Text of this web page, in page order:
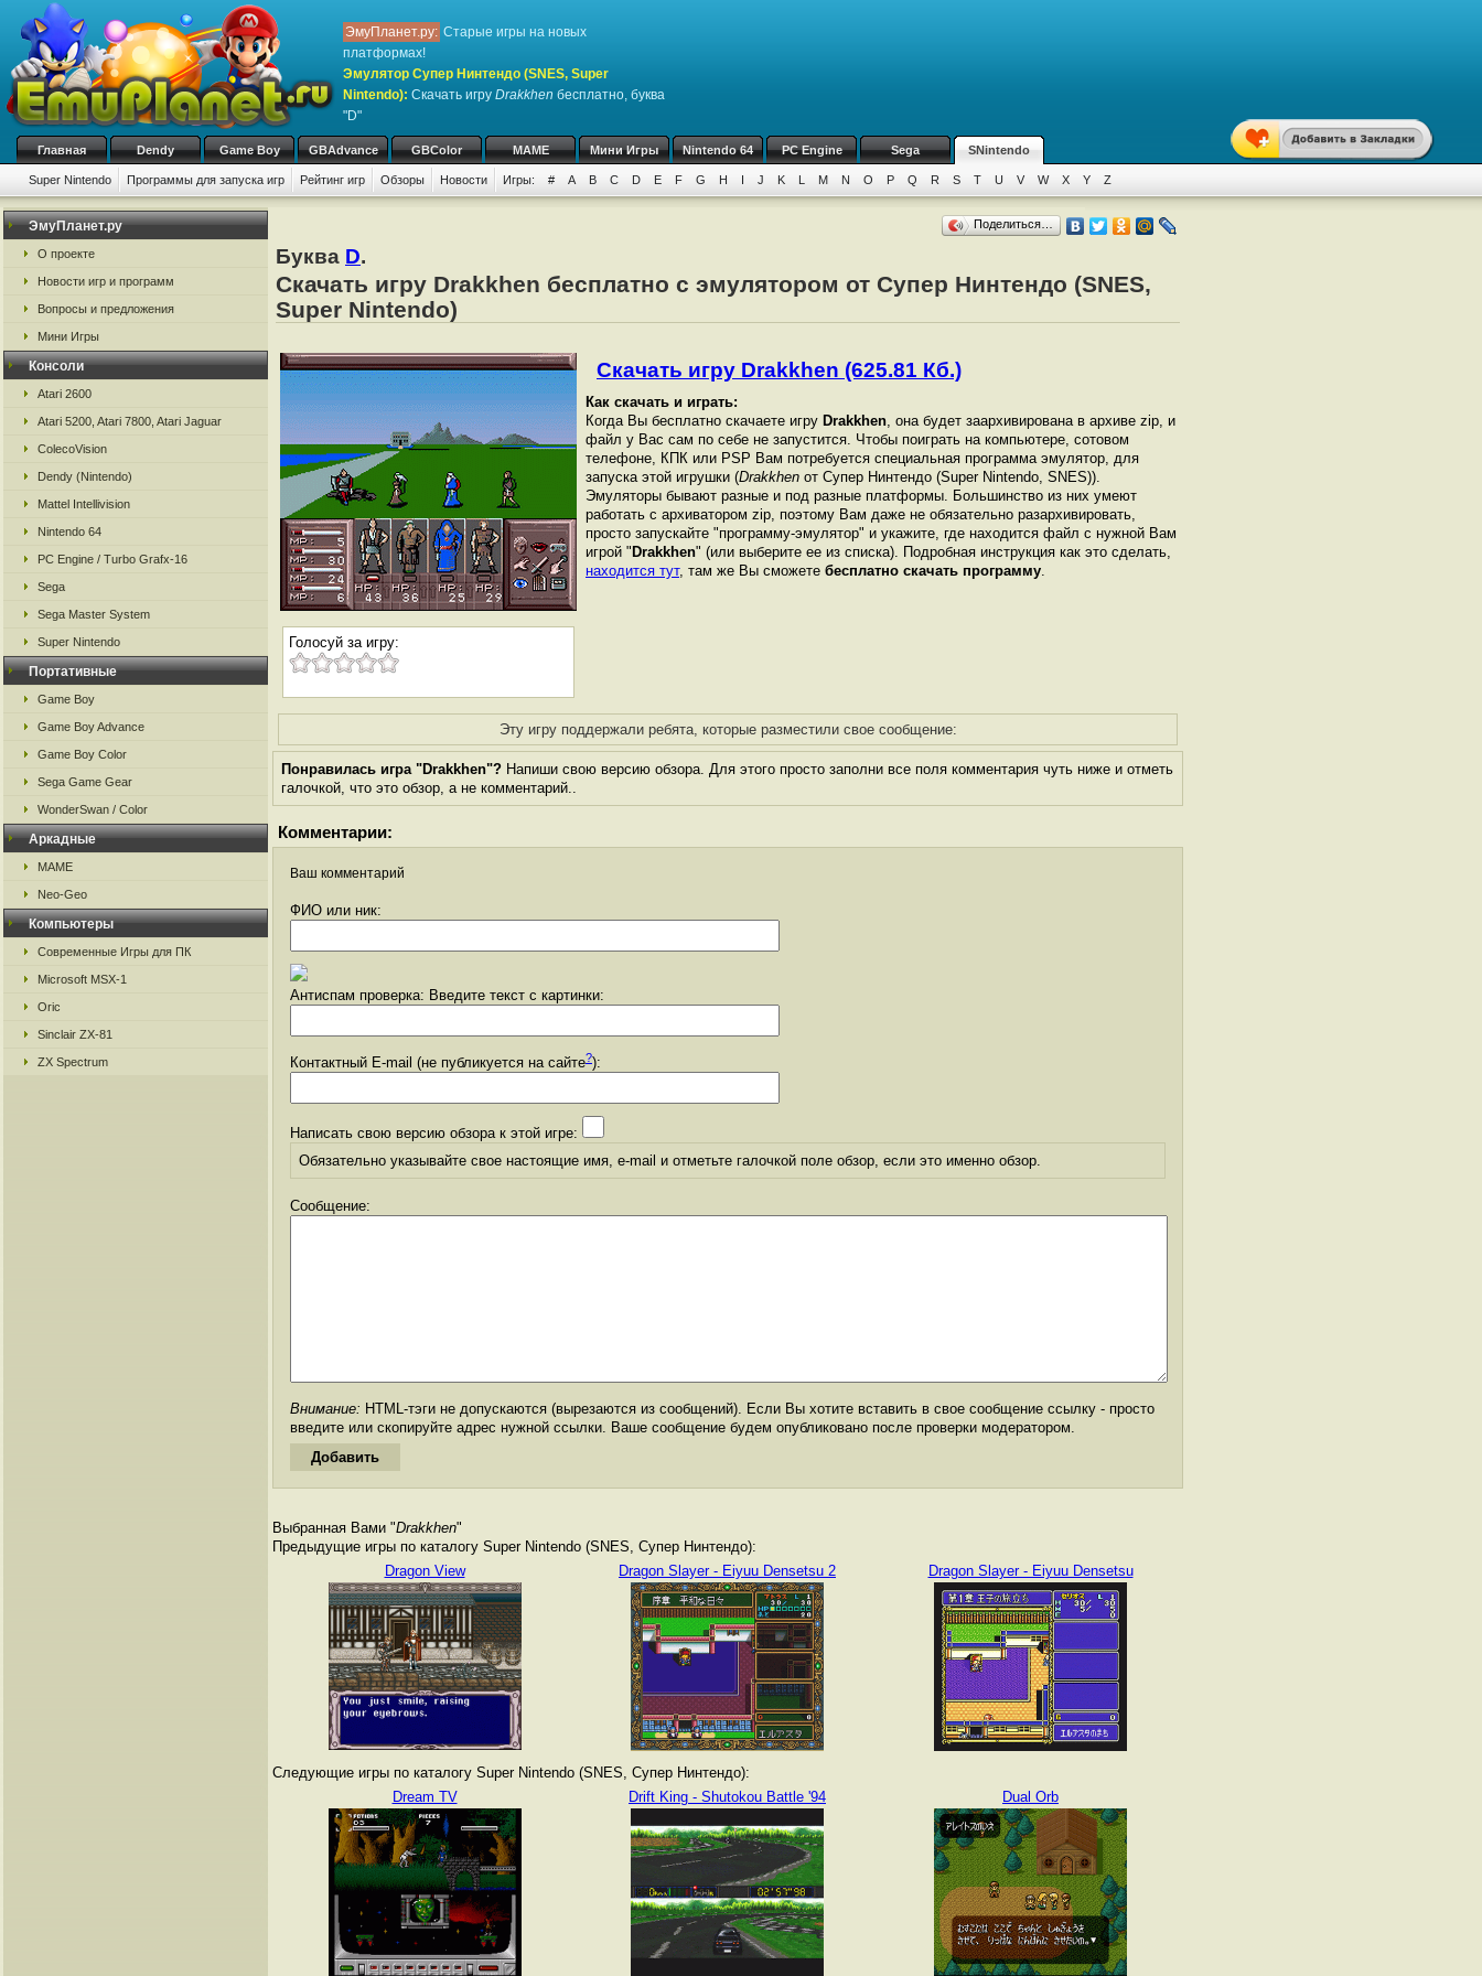
ЭмуПланет.ру: Старые игры на новых
платформах!
Эмулятор Супер Нинтендо (SNES, Super
Nintendo): Скачать игру Drakkhen бесплатно, буква
"D"
Главная Dendy Game Boy GBAdvance GBColor MAME Мини Игры Nintendo 64 PC Engine Sega SNintendo
Super Nintendo Программы для запуска игр Рейтинг игр Обзоры Новости Игры: # A B C D E F G H I J K L M N O P Q R S T U V W X Y Z
ЭмуПланет.ру
О проекте
Новости игр и программ
Вопросы и предложения
Мини Игры
Консоли
Atari 2600
Atari 5200, Atari 7800, Atari Jaguar
ColecoVision
Dendy (Nintendo)
Mattel Intellivision
Nintendo 64
PC Engine / Turbo Grafx-16
Sega
Sega Master System
Super Nintendo
Портативные
Game Boy
Game Boy Advance
Game Boy Color
Sega Game Gear
WonderSwan / Color
Аркадные
MAME
Neo-Geo
Компьютеры
Современные Игры для ПК
Microsoft MSX-1
Oric
Sinclair ZX-81
ZX Spectrum
Поделиться…
Буква D.
Скачать игру Drakkhen бесплатно с эмулятором от Супер Нинтендо (SNES,
Super Nintendo)
Голосуй за игру:
Скачать игру Drakkhen (625.81 Кб.)
Как скачать и играть:
Когда Вы бесплатно скачаете игру Drakkhen, она будет заархивирована в архиве zip, и
файл у Вас сам по себе не запустится. Чтобы поиграть на компьютере, сотовом
телефоне, КПК или PSP Вам потребуется специальная программа эмулятор, для
запуска этой игрушки (Drakkhen от Супер Нинтендо (Super Nintendo, SNES)).
Эмуляторы бывают разные и под разные платформы. Большинство из них умеют
работать с архиватором zip, поэтому Вам даже не обязательно разархивировать,
просто запускайте "программу-эмулятор" и укажите, где находится файл с нужной Вам
игрой " Drakkhen" (или выберите ее из списка). Подробная инструкция как это сделать,
находится тут, там же Вы сможете бесплатно скачать программу.
Эту игру поддержали ребята, которые разместили свое сообщение:
Понравилась игра "Drakkhen"? Напиши свою версию обзора. Для этого просто заполни все поля комментария чуть ниже и отметь
галочкой, что это обзор, а не комментарий..
Комментарии:
Ваш комментарий
ФИО или ник:
Антиспам проверка: Введите текст с картинки:
Контактный E-mail (не публикуется на сайте?):
Написать свою версию обзора к этой игре:
Обязательно указывайте свое настоящие имя, e-mail и отметьте галочкой поле обзор, если это именно обзор.
Сообщение:
Внимание: HTML-тэги не допускаются (вырезаются из сообщений). Если Вы хотите вставить в свое сообщение ссылку - просто
введите или скопируйте адрес нужной ссылки. Ваше сообщение будем опубликовано после проверки модератором.
Выбранная Вами "Drakkhen"
Предыдущие игры по каталогу Super Nintendo (SNES, Супер Нинтендо):
Dragon View
Dragon Slayer - Eiyuu Densetsu 2 Dragon Slayer - Eiyuu Densetsu
Следующие игры по каталогу Super Nintendo (SNES, Супер Нинтендо):
Dream TV
Drift King - Shutokou Battle '94 Dual Orb